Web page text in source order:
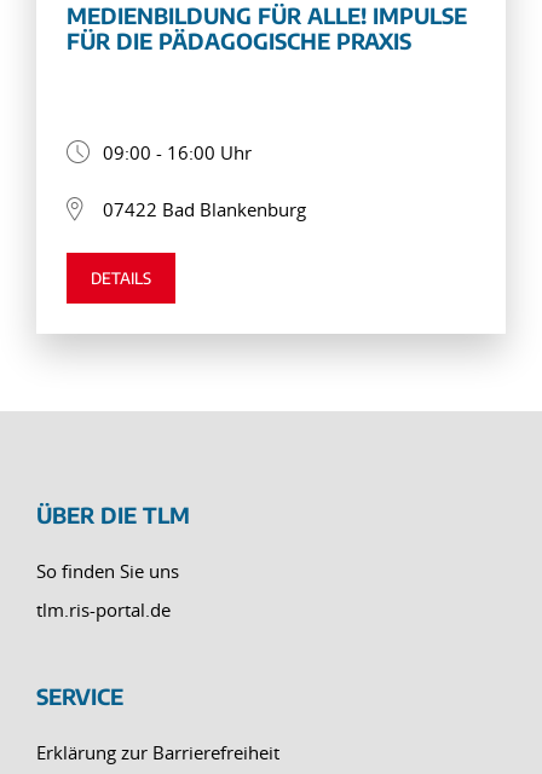
MEDIENBILDUNG FÜR ALLE! IMPULSE
FÜR DIE PÄDAGOGISCHE PRAXIS
09:00 - 16:00 Uhr
07422 Bad Blankenburg
DETAILS
ÜBER DIE TLM
So finden Sie uns
tlm.ris-portal.de
SERVICE
Erklärung zur Barrierefreiheit